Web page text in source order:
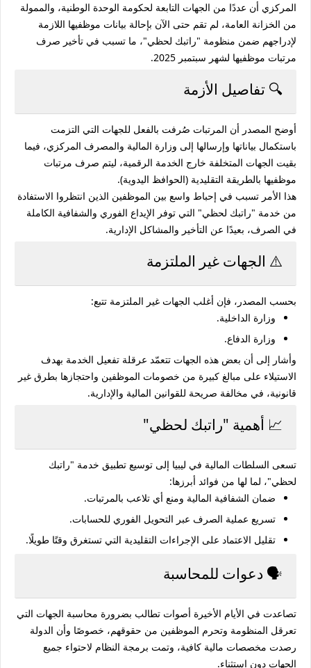
المركزي أن عددًا من الجهات التابعة لحكومة الوحدة الوطنية، والممولة
من الخزانة العامة، لم تقم حتى الآن بإحالة بيانات موظفيها اللازمة
لإدراجهم ضمن منظومة "راتبك لحظي"، ما تسبب في تأخير صرف
مرتبات موظفيها لشهر سبتمبر 2025.
🔍 تفاصيل الأزمة
أوضح المصدر أن المرتبات صُرفت بالفعل للجهات التي التزمت
باستكمال بياناتها وإرسالها إلى وزارة المالية والمصرف المركزي، فيما
بقيت الجهات المتخلفة خارج الخدمة الرقمية، ليتم صرف مرتبات
موظفيها بالطريقة التقليدية (الحوافظ اليدوية).
هذا الأمر تسبب في إحباط واسع بين الموظفين الذين انتظروا الاستفادة
من خدمة "راتبك لحظي" التي توفر الإيداع الفوري والشفافية الكاملة
في الصرف، بعيدًا عن التأخير والمشاكل الإدارية.
⚠️ الجهات غير الملتزمة
بحسب المصدر، فإن أغلب الجهات غير الملتزمة تتبع:
وزارة الداخلية.
وزارة الدفاع.
وأشار إلى أن بعض هذه الجهات تتعمّد عرقلة تفعيل الخدمة بهدف
الاستيلاء على مبالغ كبيرة من خصومات الموظفين واحتجازها بطرق غير
قانونية، في مخالفة صريحة للقوانين المالية والإدارية.
📈 أهمية "راتبك لحظي"
تسعى السلطات المالية في ليبيا إلى توسيع تطبيق خدمة "راتبك
لحظي"، لما لها من فوائد أبرزها:
ضمان الشفافية المالية ومنع أي تلاعب بالمرتبات.
تسريع عملية الصرف عبر التحويل الفوري للحسابات.
تقليل الاعتماد على الإجراءات التقليدية التي تستغرق وقتًا طويلًا.
🗣️ دعوات للمحاسبة
تصاعدت في الأيام الأخيرة أصوات تطالب بضرورة محاسبة الجهات التي
تعرقل المنظومة وتحرم الموظفين من حقوقهم، خصوصًا وأن الدولة
رصدت مخصصات مالية كافية، وتمت برمجة النظام لاحتواء جميع
الجهات دون استثناء.